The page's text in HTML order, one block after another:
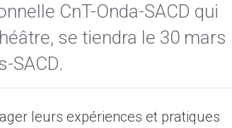
CnT-Onda-SACD qui
se tiendra le 30 mars
SACD.
leurs expériences et pratiques